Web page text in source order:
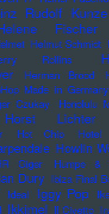
Rudolf Kunze
Fischer
Helmut Schmidt
Rollins
Herman Brood
Made in Germany
Czukay
Honolulu
Horst Lichter
Hot Chip Hotel
Howlin
Giger
Humpe &
Dury Ibiza Final
Ideal Iggy Pop
Ikkimel Il Civetto